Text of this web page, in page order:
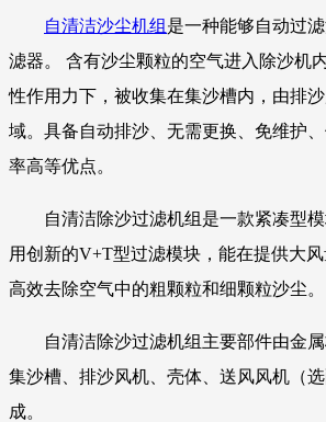
自清洁沙尘机组 是一种能够自动过
滤器。 含有沙尘颗粒的空气进入除沙机
性作用力下，被收集在集沙槽内，由排
域。具备自动排沙、无需更换、免维护
率高等优点。
自清洁除沙过滤机组是一款紧凑型
用创新的V+T型过滤模块，能在提供大风
高效去除空气中的粗颗粒和细颗粒沙尘。
自清洁除沙过滤机组主要部件由金
集沙槽、排沙风机、壳体、送风风机（
成。